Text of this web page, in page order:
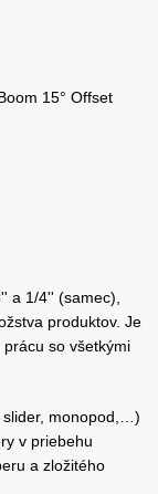
15° Offset
a 1/4'' (samec),
produktov. Je
so všetkými
slider, monopod,…)
v priebehu
a zložitého